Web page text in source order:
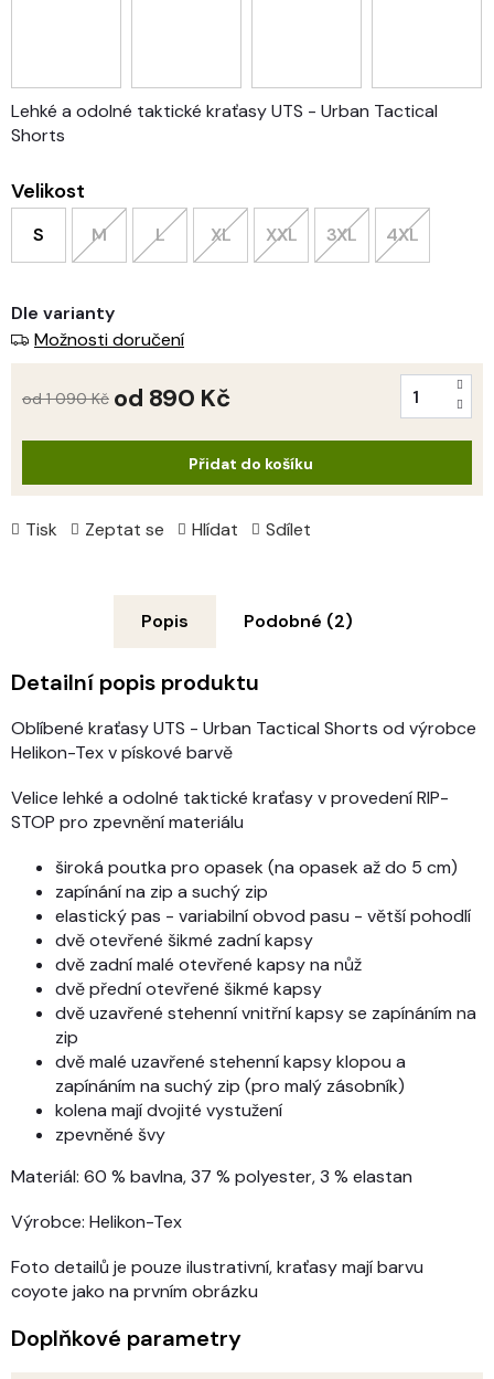
Velikost
S M L XL XXL 3XL 4XL
Lehké a odolné taktické kraťasy UTS - Urban Tactical
Shorts
Tisk Zeptat se Hlídat Sdílet
Dle varianty
Možnosti doručení
od 1 090 Kč od 890 KčMěrná
Přidat do košíku
Popis Podobné (2)
Detailní popis produktu
Oblíbené kraťasy UTS - Urban Tactical Shorts od výrobce
Helikon-Tex v pískové barvě
Velice lehké a odolné taktické kraťasy v provedení RIP-
STOP pro zpevnění materiálu
široká poutka pro opasek (na opasek až do 5 cm)
zapínání na zip a suchý zip
elastický pas - variabilní obvod pasu - větší pohodlí
dvě otevřené šikmé zadní kapsy
dvě zadní malé otevřené kapsy na nůž
dvě přední otevřené šikmé kapsy
dvě uzavřené stehenní vnitřní kapsy se zapínáním na
zip
dvě malé uzavřené stehenní kapsy klopou a
zapínáním na suchý zip (pro malý zásobník)
kolena mají dvojité vystužení
zpevněné švy
Materiál: 60 % bavlna, 37 % polyester, 3 % elastan
Výrobce: Helikon-Tex
Foto detailů je pouze ilustrativní, kraťasy mají barvu
coyote jako na prvním obrázku
Doplňkové parametry